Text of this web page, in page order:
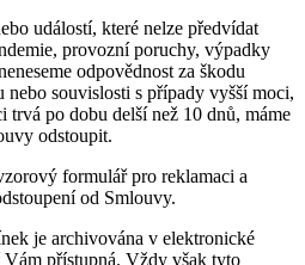
událostí, které nelze předvídat
provozní poruchy, výpadky
odpovědnost za škodu
nebo souvislosti s případy vyšší moci,
trvá po dobu delší než 10 dnů, máme
odstoupit.
formulář pro reklamaci a
od Smlouvy.
je archivována v elektronické
Vám přístupná. Vždy však tyto